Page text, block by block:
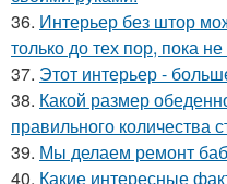
36. Интерьер без штор
только до тех пор, пока
37. Этот интерьер -
38. Какой размер
правильного количества
39. Мы делаем ремонт
40. Какие интересные